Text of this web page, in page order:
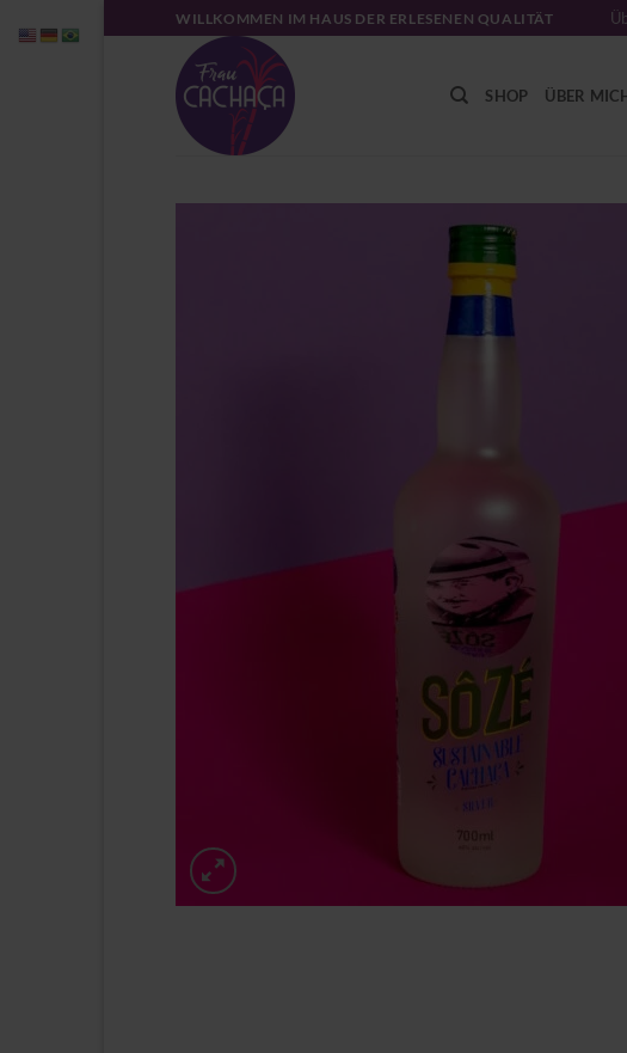
Inhalt
WILLKOMMEN IM HAUS DER ERLESENEN QUALITÄT
SHOP ÜBER